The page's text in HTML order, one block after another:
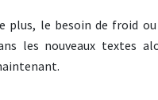
plus, le besoin de froid ou
les nouveaux textes